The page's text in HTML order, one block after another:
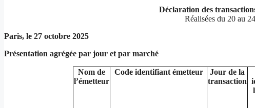
Déclaration des
Réalisées du 20 au
Paris, le 27 octobre 2025
Présentation agrégée par jour et par marché
Nom de
l’émetteur
Code identifiant émetteur
Jour de la
transaction